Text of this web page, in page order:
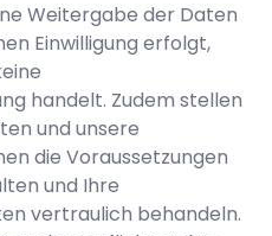
Weitergabe der Daten
Einwilligung erfolgt,
handelt. Zudem stellen
und unsere
die Voraussetzungen
und Ihre
vertraulich behandeln.